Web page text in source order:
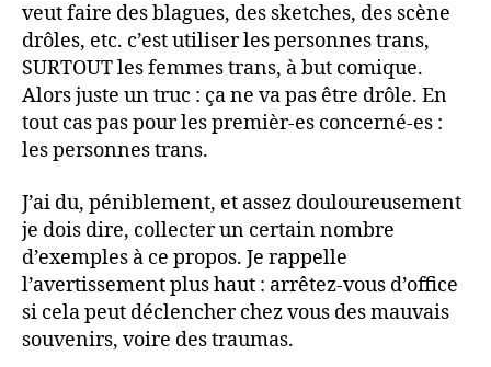
veut faire des blagues, des sketches, des scène
drôles, etc. c’est utiliser les personnes trans,
SURTOUT les femmes trans, à but comique.
Alors juste un truc : ça ne va pas être drôle. En
tout cas pas pour les premièr-es concerné-es :
les personnes trans.
J’ai du, péniblement, et assez douloureusement
je dois dire, collecter un certain nombre
d’exemples à ce propos. Je rappelle
l’avertissement plus haut : arrêtez-vous d’office
si cela peut déclencher chez vous des mauvais
souvenirs, voire des traumas.